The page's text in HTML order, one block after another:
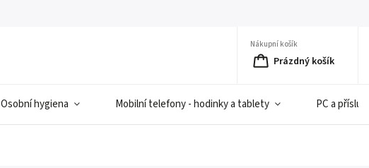
Nákupní košík
Prázdný košík
Osobní hygiena Mobilní telefony - hodinky a tablety PC a